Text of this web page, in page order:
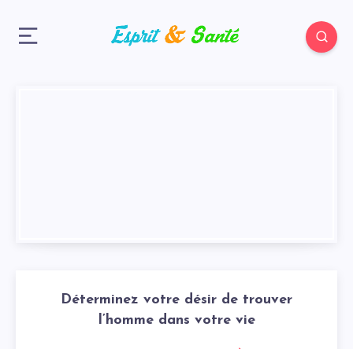
Déterminez votre désir de trouver
l’homme dans votre vie